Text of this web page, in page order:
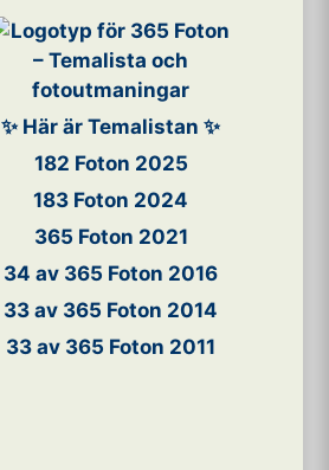
✨ Här är Temalistan ✨
182 Foton 2025
183 Foton 2024
365 Foton 2021
34 av 365 Foton 2016
33 av 365 Foton 2014
33 av 365 Foton 2011